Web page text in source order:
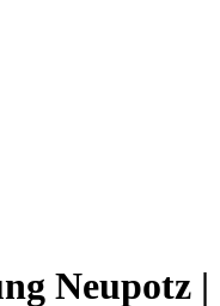
Neupotz |